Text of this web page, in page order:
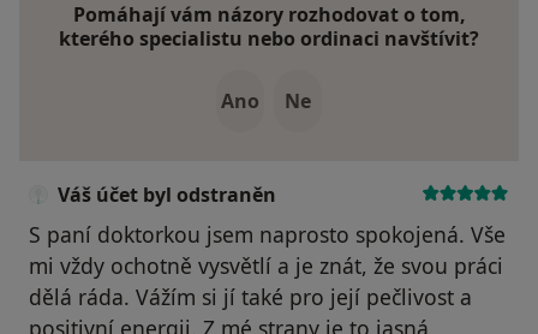
Pomáhají vám názory rozhodovat o tom,
kterého specialistu nebo ordinaci navštívit?
Ano Ne
Váš účet byl odstraněn
S paní doktorkou jsem naprosto spokojená. Vše
mi vždy ochotně vysvětlí a je znát, že svou práci
dělá ráda. Vážím si jí také pro její pečlivost a